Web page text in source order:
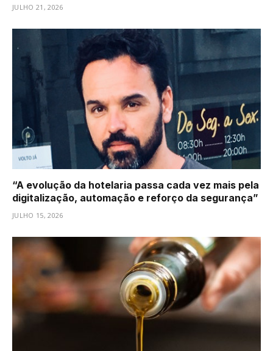
JULHO 21, 2026
“A evolução da hotelaria passa cada vez mais pela
digitalização, automação e reforço da segurança”
JULHO 15, 2026